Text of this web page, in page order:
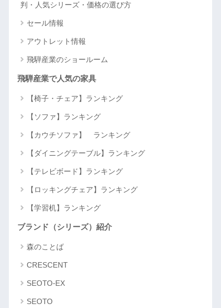
判・人気シリーズ・価格の選び方
セール情報
アウトレット情報
飛騨産業のショールーム
飛騨産業で人気の家具
【椅子・チェア】ランキング
【ソファ】ランキング
【カウチソファ】 ランキング
【ダイニングテーブル】ランキング
【テレビボード】ランキング
【ロッキングチェア】ランキング
【学習机】ランキング
ブランド（シリーズ）紹介
森のことば
CRESCENT
SEOTO-EX
SEOTO